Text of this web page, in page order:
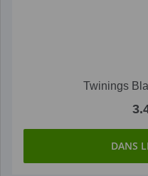
Twinings
DANS